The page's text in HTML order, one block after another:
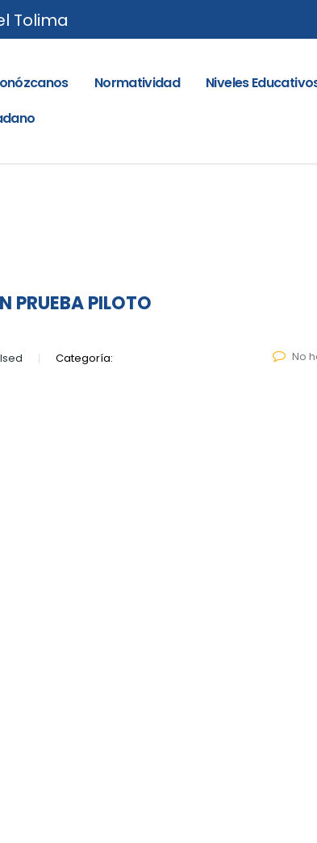
Tolima
Normatividad Niveles
PRUEBA PILOTO
Categoría: No